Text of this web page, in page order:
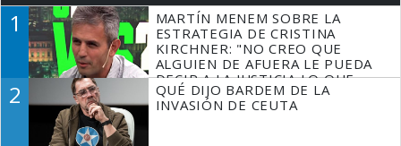
1
MARTÍN MENEM SOBRE LA
ESTRATEGIA DE CRISTINA
KIRCHNER: "NO CREO QUE
ALGUIEN DE AFUERA LE PUEDA
DECIR A LA JUSTICIA LO QUE
TIENE QUE HACER"
2
QUÉ DIJO BARDEM DE LA
INVASIÓN DE CEUTA